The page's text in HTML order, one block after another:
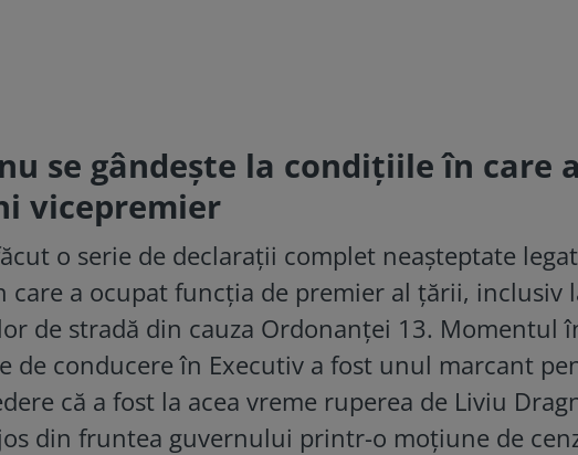
se gândește la condițiile în care
vicepremier
o serie de declarații complet neașteptate
care a ocupat funcția de premier al țării, inclusiv
de stradă din cauza Ordonanţei 13. Momentul
de conducere în Executiv a fost unul marcant
că a fost la acea vreme ruperea de Liviu
din fruntea guvernului printr-o moţiune de